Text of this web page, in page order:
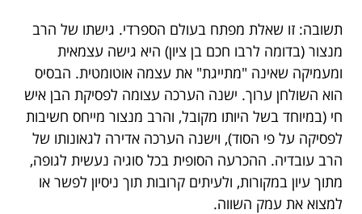
תשובה: זו שאלת מפתח בעולם הספרדי. גישתו של הרב
מנצור (בדומה לרבו חכם בן ציון) היא גישה עצמאית
ומעמיקה שאינה "מתייגת" את עצמה אוטומטית. הבסיס
הוא השולחן ערוך. ישנה הערכה עצומה לפסיקת הבן איש
חי (במיוחד בשל היותו מקובל, והרב מנצור מייחס חשיבות
לפסיקה על פי הסוד), וישנה הערכה אדירה לגאונותו של
הרב עובדיה. ההכרעה הסופית בכל סוגיה נעשית לגופה,
מתוך עיון במקורות, ולעיתים קרובות תוך ניסיון לפשר או
למצוא את עמק השווה.